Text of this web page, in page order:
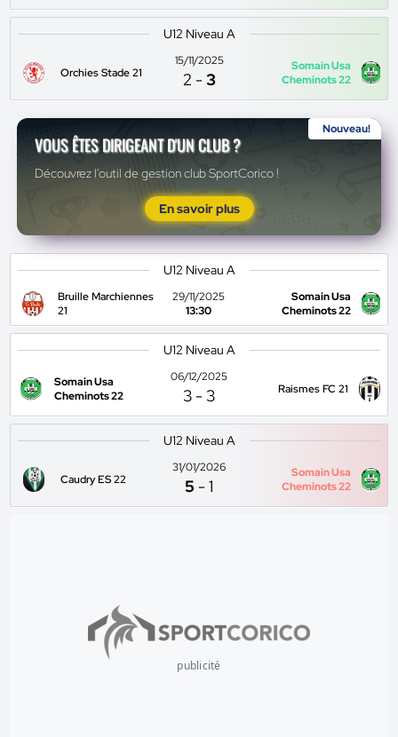
U12 Niveau A
Orchies Stade 21
15/11/2025
2 -3
Somain Usa
Cheminots 22
Nouveau!
VOUS ÊTES DIRIGEANT D'UN CLUB ?
Découvrez l'outil de gestion club SportCorico !
En savoir plus
U12 Niveau A
Bruille Marchiennes
21
29/11/2025
13:30
Somain Usa
Cheminots 22
U12 Niveau A
Somain Usa
Cheminots 22
06/12/2025
3 - 3 Raismes FC 21
U12 Niveau A
Caudry ES 22
31/01/2026
5 -1
Somain Usa
Cheminots 22
publicité